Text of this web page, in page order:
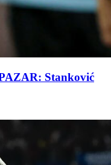
Stanković